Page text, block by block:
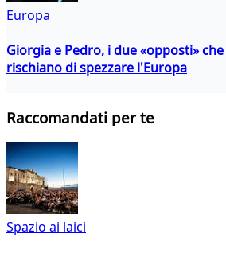
Europa
Giorgia e Pedro, i due «opposti»
rischiano di spezzare l'Europa
Raccomandati per te
Spazio ai laici